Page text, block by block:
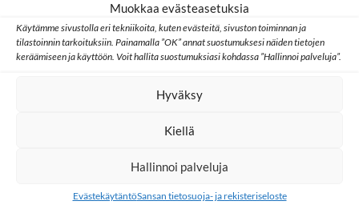
Muokkaa evästeasetuksia
Käytämme sivustolla eri tekniikoita, kuten evästeitä, sivuston toiminnan ja
tilastoinnin tarkoituksiin. Painamalla ”OK” annat suostumuksesi näiden tietojen
keräämiseen ja käyttöön. Voit hallita suostumuksiasi kohdassa ”Hallinnoi palveluja”.
Hyväksy
Kiellä
Hallinnoi palveluja
EvästekäytäntöSansan tietosuoja- ja rekisteriseloste
Ulkomaat
Ed Cannon: Joskus koko yhteisö muuttuu
yhden uuden uskovan kautta